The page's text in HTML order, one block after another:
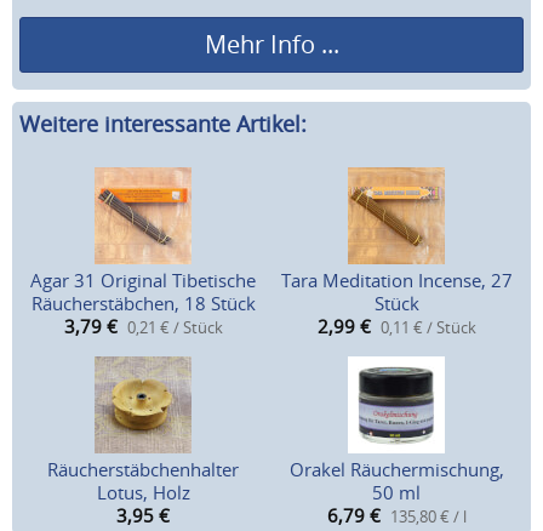
Mehr Info ...
Weitere interessante Artikel:
Agar 31 Original Tibetische
Räucherstäbchen, 18 Stück
3,79 € 0,21 € / Stück
Tara Meditation Incense, 27
Stück
2,99 € 0,11 € / Stück
Räucherstäbchenhalter
Lotus, Holz
3,95 €
Orakel Räuchermischung,
50 ml
6,79 € 135,80 € / l